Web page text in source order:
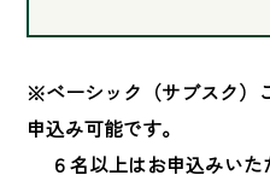
※ベーシック（サブスク）
申込み可能です。
６名以上はお申込みいた